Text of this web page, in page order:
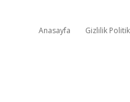
Anasayfa Gizlilik